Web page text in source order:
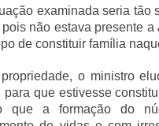
examinada seria tão
não estava presente a
de constituir família
o ministro
para que estivesse
que a formação do